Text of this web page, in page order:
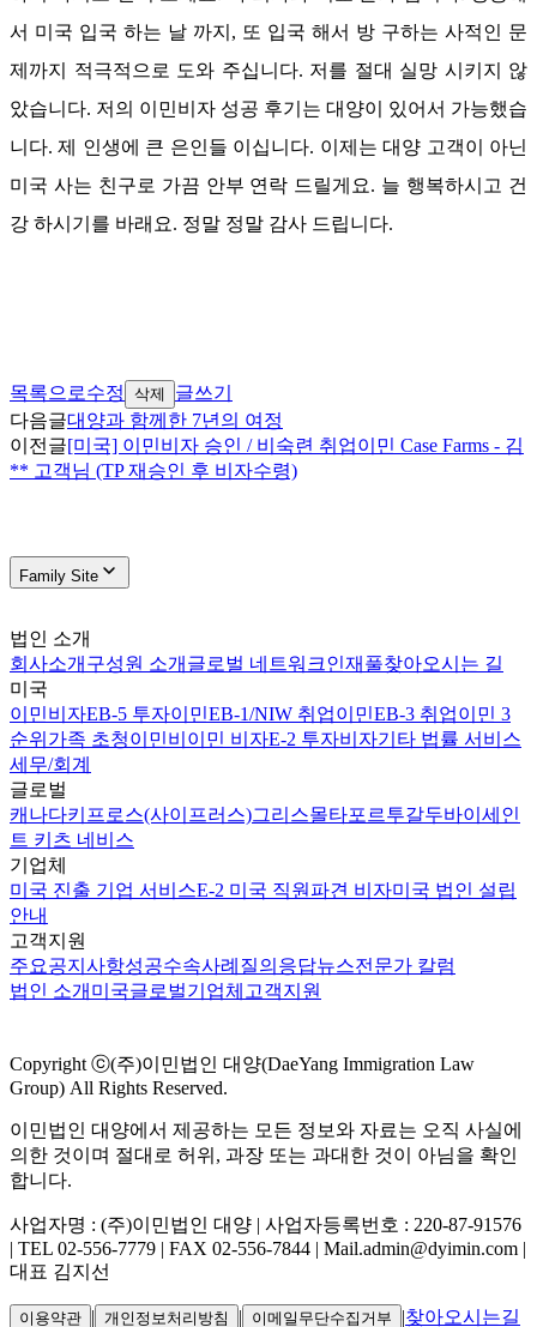
서 미국 입국 하는 날 까지 , 또 입국 해서 방 구하는 사적인 문
제까지 적극적으로 도와 주십니다. 저를 절대 실망 시키지 않
았습니다. 저의 이민비자 성공 후기는 대양이 있어서 가능했습
니다.제 인생에 큰 은인들 이십니다. 이제는 대양 고객이 아닌
미국 사는 친구로 가끔 안부 연락 드릴게요. 늘 행복하시고 건
강 하시기를 바래요. 정말 정말 감사 드립니다.
목록으로수정 삭제
글쓰기
다음글대양과 함께한 7년의 여정
이전글[미국] 이민비자 승인 / 비숙련 취업이민 Case Farms - 김
** 고객님 (TP 재승인 후 비자수령)
Family Site
법인 소개
회사소개 구성원 소개 글로벌 네트워크인재풀찾아오시는 길
미국
이민비자EB-5 투자이민EB-1/NIW 취업이민EB-3 취업이민 3
순위 가족 초청이민비이민 비자E-2 투자비자기타 법률 서비스
세무/회계
글로벌
캐나다키프로스(사이프러스)그리스몰타포르투갈두바이 세인
트 키츠 네비스
기업체
미국 진출 기업 서비스E-2 미국 직원파견 비자미국 법인 설립
안내
고객지원
주요공지사항성공수속사례 질의응답뉴스전문가 칼럼
법인 소개 미국글로벌기업체 고객지원
Copyright ⓒ(주)이민법인 대양(DaeYang Immigration Law
Group) All Rights Reserved.
이민법인 대양에서 제공하는 모든 정보와 자료는 오직 사실에
의한 것이며 절대로 허위, 과장 또는 과대한 것이 아님을 확인
합니다.
사업자명 : (주)이민법인 대양 | 사업자등록번호 : 220-87-91576
| TEL 02-556-7779 | FAX 02-556-7844 | Mail.admin@dyimin.com |
대표 김지선
이용약관 | 개인정보처리방침 | 이메일무단수집거부 |찾아오시는길